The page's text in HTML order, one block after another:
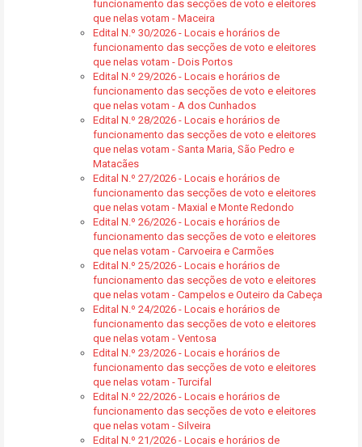
funcionamento das secções de voto e eleitores
que nelas votam - Maceira
Edital N.º 30/2026 - Locais e horários de
funcionamento das secções de voto e eleitores
que nelas votam - Dois Portos
Edital N.º 29/2026 - Locais e horários de
funcionamento das secções de voto e eleitores
que nelas votam - A dos Cunhados
Edital N.º 28/2026 - Locais e horários de
funcionamento das secções de voto e eleitores
que nelas votam - Santa Maria, São Pedro e
Matacães
Edital N.º 27/2026 - Locais e horários de
funcionamento das secções de voto e eleitores
que nelas votam - Maxial e Monte Redondo
Edital N.º 26/2026 - Locais e horários de
funcionamento das secções de voto e eleitores
que nelas votam - Carvoeira e Carmões
Edital N.º 25/2026 - Locais e horários de
funcionamento das secções de voto e eleitores
que nelas votam - Campelos e Outeiro da Cabeça
Edital N.º 24/2026 - Locais e horários de
funcionamento das secções de voto e eleitores
que nelas votam - Ventosa
Edital N.º 23/2026 - Locais e horários de
funcionamento das secções de voto e eleitores
que nelas votam - Turcifal
Edital N.º 22/2026 - Locais e horários de
funcionamento das secções de voto e eleitores
que nelas votam - Silveira
Edital N.º 21/2026 - Locais e horários de